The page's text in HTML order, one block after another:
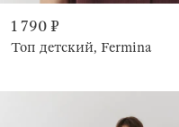
1 790 ₽
Топ детский, Fermina